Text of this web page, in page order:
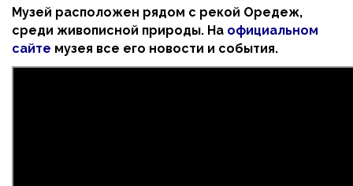
Музей расположен рядом с рекой Оредеж,
среди живописной природы. На официальном
сайте музея все его новости и события.